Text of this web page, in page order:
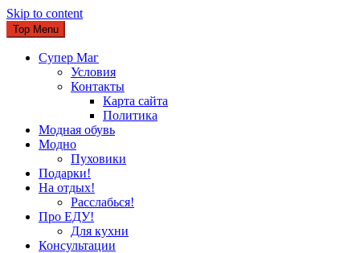
Skip to content
Top Menu
Супер Маг
Условия
Контакты
Карта сайта
Политика
Модная обувь
Модно
Пуховики
Подарки!
На отдых!
Расслабься!
Про ЕДУ!
Для кухни
Консультации